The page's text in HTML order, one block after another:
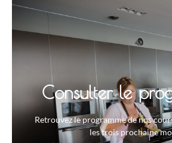
Consulter le
Retrouvez le programme de nos
les trois prochaine